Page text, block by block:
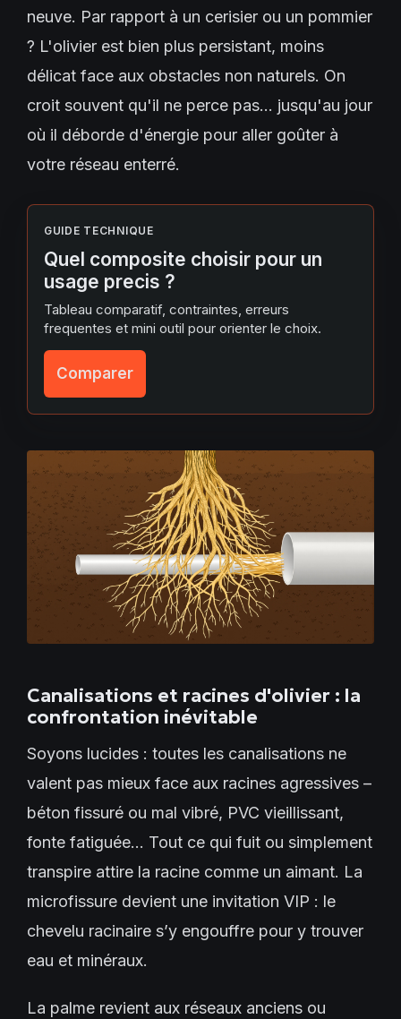
neuve. Par rapport à un cerisier ou un pommier
? L'olivier est bien plus persistant, moins
délicat face aux obstacles non naturels. On
croit souvent qu'il ne perce pas… jusqu'au jour
où il déborde d'énergie pour aller goûter à
votre réseau enterré.
GUIDE TECHNIQUE
Quel composite choisir pour un
usage precis ?
Tableau comparatif, contraintes, erreurs
frequentes et mini outil pour orienter le choix.
Comparer
Canalisations et racines d'olivier : la
confrontation inévitable
Soyons lucides : toutes les canalisations ne
valent pas mieux face aux racines agressives –
béton fissuré ou mal vibré, PVC vieillissant,
fonte fatiguée… Tout ce qui fuit ou simplement
transpire attire la racine comme un aimant. La
microfissure devient une invitation VIP : le
chevelu racinaire s’y engouffre pour y trouver
eau et minéraux.
La palme revient aux réseaux anciens ou